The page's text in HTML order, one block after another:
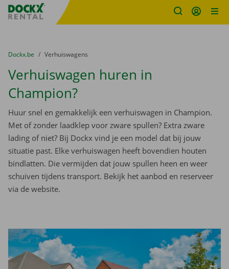
Fratello DEMO
U bevindt zich hier:
van
Dockx.be naar
Verhuiswagens
Verhuiswagen huren in
Champion?
Huur snel en gemakkelijk een verhuiswagen in Champion.
Met of zonder laadklep voor zware spullen? Extra zware
lading of niet? Bij Dockx vind je een model dat bij jouw
situatie past. Elke verhuiswagen heeft bovendien houten
bindlatten. Die vermijden dat jouw spullen heen en weer
schuiven tijdens transport. Bekijk het aanbod en reserveer
via de website.